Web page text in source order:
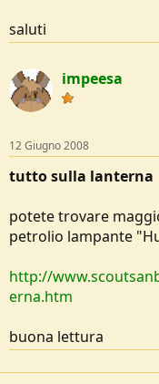
saluti
impeesa
12 Giugno 2008
tutto sulla lanterna
potete trovare
petrolio lampante
http://
erna.htm
buona lettura